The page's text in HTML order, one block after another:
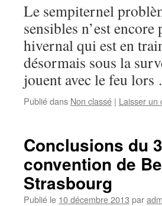
Le sempiternel
sensibles n’est
hivernal qui est en
désormais sous la
jouent avec le feu
Publié dans Non classé | Laisser un
Conclusions du
convention de
Strasbourg
Publié le 10 décembre 2013 par